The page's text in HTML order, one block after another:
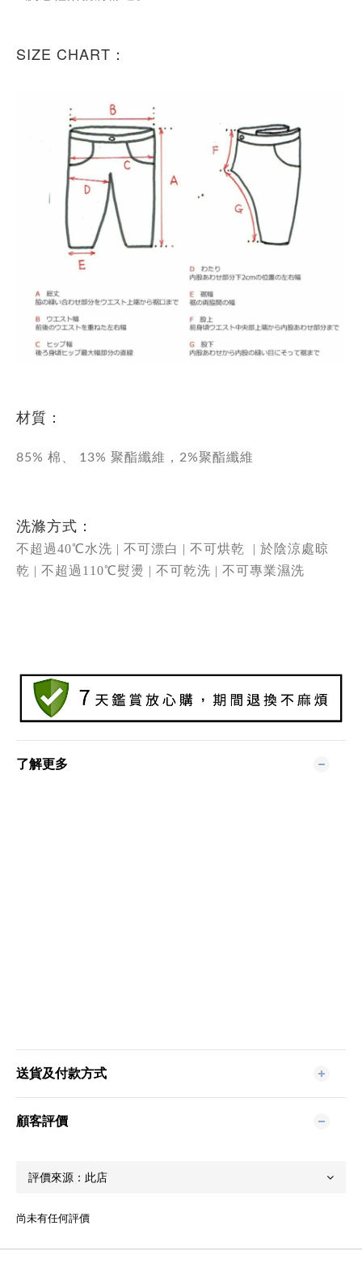
SIZE CHART：
材質：
85% 棉、 13% 聚酯纖維，2%聚酯纖維
洗滌方式：
不超過40℃水洗 | 不可漂白 | 不可烘乾
| 於陰涼處晾
乾 | 不超過 110℃熨燙 | 不可乾洗 | 不可專業濕洗
了解更多
送貨及付款方式
顧客評價
尚未有任何評價